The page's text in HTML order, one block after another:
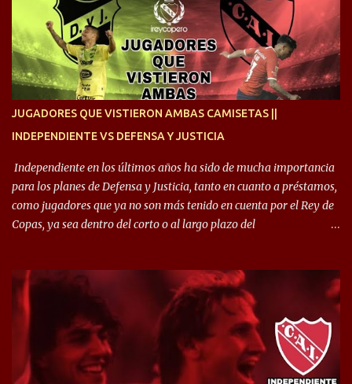
siempre en mi corazón”. 🎙️“Siempre que me tocó vestir la camiseta
quise dar lo mejor. Si me toca marcharme, estoy agradecido al
hincha”. 🎙️“El equipo hizo un gran trabajo, quedó demostrado en el
resultado. Es nuestro segundo partido, en la pretemporada nos
enfocamos en la preparación física. El grupo está encontrando la
JUGADORES QUE VISTIERON AMBAS CAMISETAS ||
INDEPENDIENTE VS DEFENSA Y JUSTICIA
Independiente en los últimos años ha sido de mucha importancia
para los planes de Defensa y Justicia, tanto en cuanto a préstamos,
como jugadores que ya no son más tenido en cuenta por el Rey de
Copas, ya sea dentro del corto o al largo plazo del
Halcón de Varela, como lo es Brian Romero, quien paso a
préstamo allí durante el último mercado de pases y ha rendido de
gran manera, convirtiendo goles importantes, sobre todo en la
copa sudamericana. Pero no sucedió lo mismo en cuanto al
rendimiento que ha producido en el Rojo. Pasando a jugadores que
jugaron en Defensa y ahora están en el rojo, tenemos a la dupla